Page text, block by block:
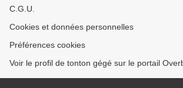
C.G.U.
Cookies et données personnelles
Préférences cookies
Voir le profil de tonton gégé sur le portail